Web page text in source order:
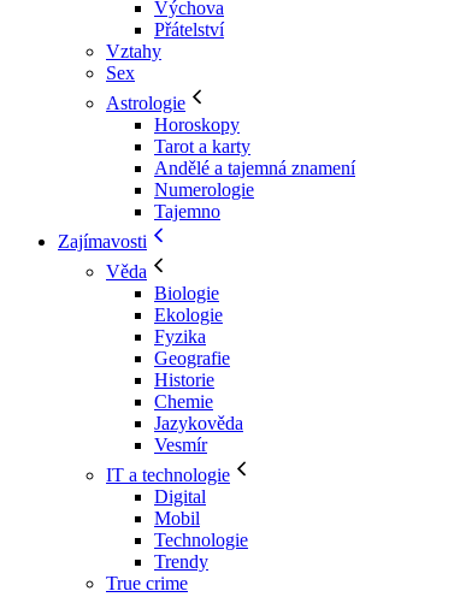
Výchova
Přátelství
Vztahy
Sex
Astrologie
Horoskopy
Tarot a karty
Andělé a tajemná znamení
Numerologie
Tajemno
Zajímavosti
Věda
Biologie
Ekologie
Fyzika
Geografie
Historie
Chemie
Jazykověda
Vesmír
IT a technologie
Digital
Mobil
Technologie
Trendy
True crime